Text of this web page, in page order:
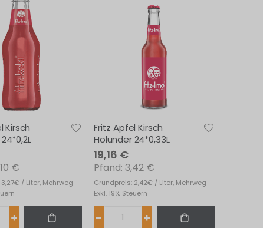
Kirsch
/ Liter, Mehrweg
€
Fritz Apfel Kirsch
Holunder 24*0,33L
19,16 €
Grundpreis: 2,42€ / Liter, Mehrweg
3,42 €
Exkl. 19% Steuern